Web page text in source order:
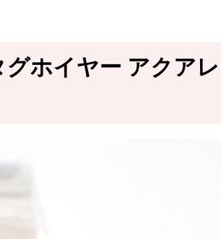
ホイヤー アクア